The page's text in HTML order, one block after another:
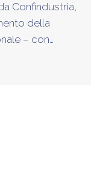
Confindustria,
della
– con…